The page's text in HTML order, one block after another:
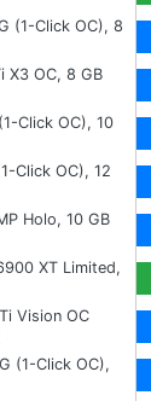
(1-Click OC), 8
X3 OC, 8 GB
Click OC), 10
Click OC), 12
Holo, 10 GB
XT Limited,
Vision OC
(1-Click OC),